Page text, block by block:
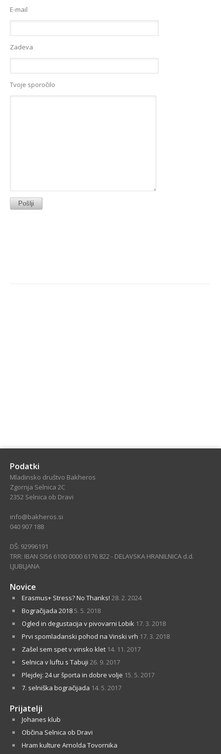
E-mail
Zadeva
Tvoje sporočilo
Podatki
Mladinsko društvo Bakheros
Zgornja Selnica 2C
2352 Selnica ob Dravi
info@bakheros.si
040 907 188
DŠ: 92996191
TRR: IBAN SI56 6100 0000 6176 822 - DELAVSKA HRANILNICA d.d.
LJUBLJANA
Novice
Erasmus+ Stress? No Thanks! 28. 2. 2024
Bogračijada 20185. 5. 2018
Ogled in degustacija v pivovarni Lobik 17. 3. 2018
Prvi spomladanski pohod na Vinski vrh 17. 3. 2018
Zašel sem spet v vinsko klet 14. 11. 2017
Selnica v luftu s Tabuji 26. 9. 2017
Plejdej: 24 ur športa in dobre volje 15. 5. 2017
7. selniška bogračijada 14. 5. 2017
Prijatelji
Johanes klub
Občina Selnica ob Dravi
Hram kulture Arnolda Tovornika